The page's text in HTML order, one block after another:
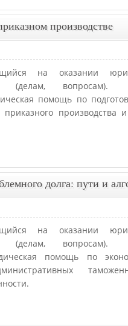
производстве
на оказании
(делам,
помощь по
производства
долга: пути и
на оказании
(делам,
помощь по